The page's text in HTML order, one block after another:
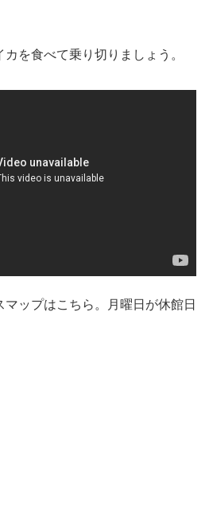
を食べて乗り切りましょう。
ップはこちら。月曜日が休館日